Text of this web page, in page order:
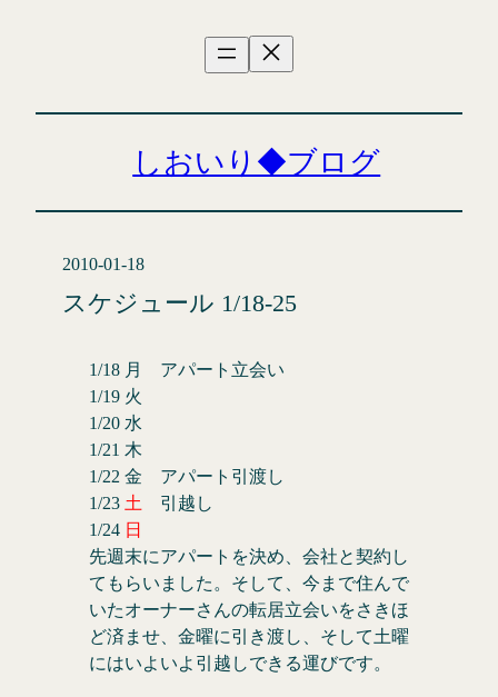
しおいり◆ブログ
2010-01-18
スケジュール 1/18-25
1/18 月 アパート立会い
1/19 火
1/20 水
1/21 木
1/22 金 アパート引渡し
1/23 土
引越し
1/24 日
先週末にアパートを決め、会社と契約し
てもらいました。そして、今まで住んで
いたオーナーさんの転居立会いをさきほ
ど済ませ、金曜に引き渡し、そして土曜
にはいよいよ引越しできる運びです。